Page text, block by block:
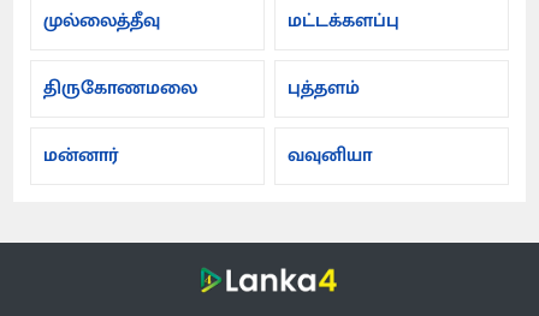
முல்லைத்தீவு மட்டக்களப்பு
திருகோணமலை புத்தளம்
மன்னார் வவுனியா